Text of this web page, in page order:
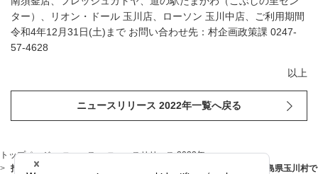
以上
ニュースリリース 2022年一覧へ戻る
トップページ ニュース
ニュースリリース 2022年
指静脈認証技術を活用した「手ぶらキャッシュレス実証事業」を福島県玉川村で